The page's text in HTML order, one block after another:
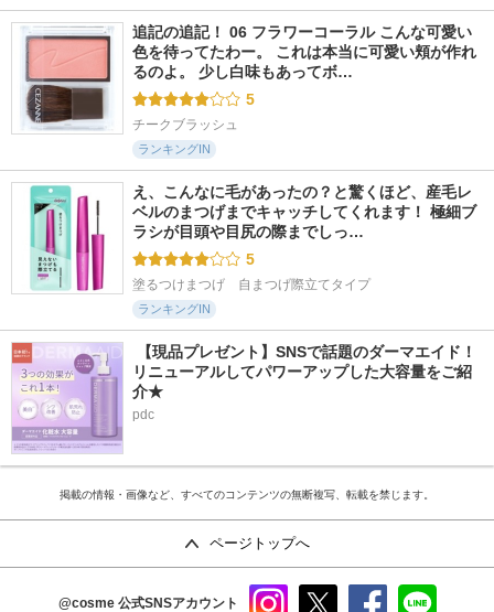
追記の追記！ 06 フラワーコーラル こんな可愛い
色を待ってたわー。 これは本当に可愛い頬が作れ
るのよ。 少し白味もあってボ…
5
チークブラッシュ
ランキングIN
え、こんなに毛があったの？と驚くほど、産毛レ
ベルのまつげまでキャッチしてくれます！ 極細ブ
ラシが目頭や目尻の際までしっ…
5
塗るつけまつげ　自まつげ際立てタイプ
ランキングIN
【現品プレゼント】SNSで話題のダーマエイド！
リニューアルしてパワーアップした大容量をご紹
介★
pdc
掲載の情報・画像など、すべてのコンテンツの無断複写、転載を禁じます。
ページトップへ
@cosme 公式SNSアカウント